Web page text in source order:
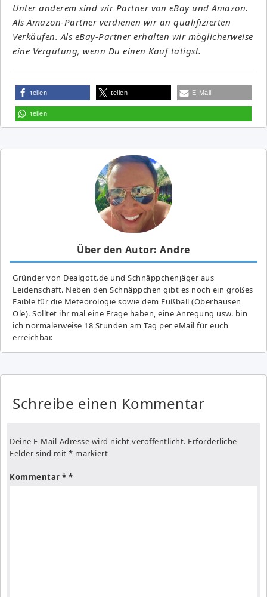
Unter anderem sind wir Partner von eBay und Amazon.
Als Amazon-Partner verdienen wir an qualifizierten
Verkäufen. Als eBay-Partner erhalten wir möglicherweise
eine Vergütung, wenn Du einen Kauf tätigst.
teilen teilen E-Mail
teilen
Über den Autor: Andre
Gründer von Dealgott.de und Schnäppchenjäger aus
Leidenschaft. Neben den Schnäppchen gibt es noch ein großes
Fai­ble für die Meteorologie sowie dem Fußball (Oberhausen
Ole). Solltet ihr mal eine Frage haben, eine Anregung usw. bin
ich normalerweise 18 Stunden am Tag per eMail für euch
erreichbar.
Schreibe einen Kommentar
Deine E-Mail-Adresse wird nicht veröffentlicht. Erforderliche
Felder sind mit * markiert
Kommentar *